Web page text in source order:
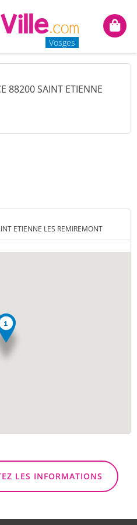
Vosges
Mon
88200 SAINT ETIENNE
ETIENNE LES REMIREMONT
LES INFORMATIONS